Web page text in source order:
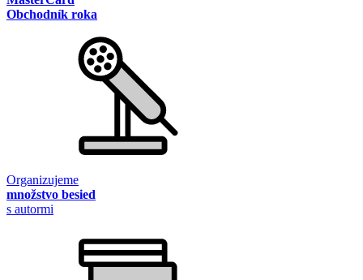
Obchodník roka
Organizujeme
množstvo besied
s autormi